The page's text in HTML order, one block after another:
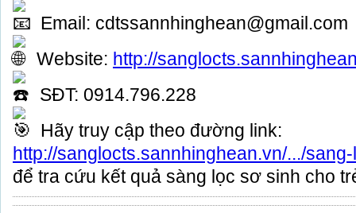
Email: cdtssannhinghean@gmail.com
Website: http://
SĐT: 0914.796.228
Hãy truy cập theo đường link:
http://sanglocts.sannhinghean.vn/.../
để tra cứu kết quả sàng lọc sơ sinh cho